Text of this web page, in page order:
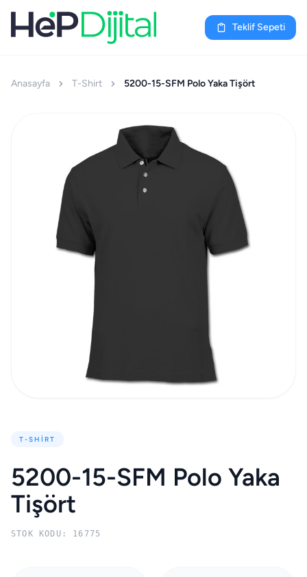
Teklif Sepeti
Anasayfa T-Shirt 5200-15-SFM Polo Yaka Tişört
T-SHIRT
5200-15-SFM Polo Yaka
Tişört
STOK KODU: 16775